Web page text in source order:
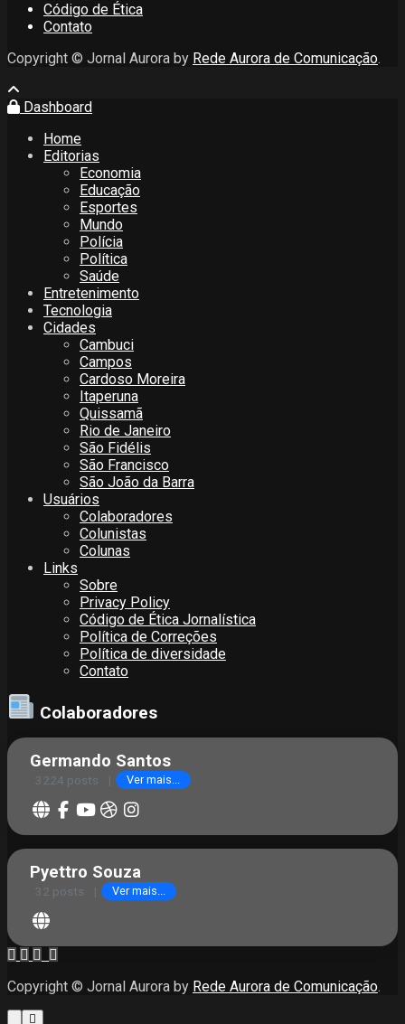
Código de Ética
Contato
Copyright © Jornal Aurora by Rede Aurora de Comunicação.
Dashboard
Home
Editorias
Economia
Educação
Esportes
Mundo
Polícia
Política
Saúde
Entretenimento
Tecnologia
Cidades
Cambuci
Campos
Cardoso Moreira
Itaperuna
Quissamã
Rio de Janeiro
São Fidélis
São Francisco
São João da Barra
Usuários
Colaboradores
Colunistas
Colunas
Links
Sobre
Privacy Policy
Código de Ética Jornalística
Política de Correções
Política de diversidade
Contato
Colaboradores
Germando Santos
3224 posts | Ver mais...
Pyettro Souza
32 posts | Ver mais...
Copyright © Jornal Aurora by Rede Aurora de Comunicação.